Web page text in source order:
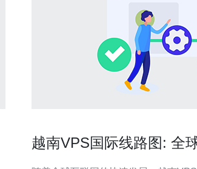
越南VPS国际线路图: 全